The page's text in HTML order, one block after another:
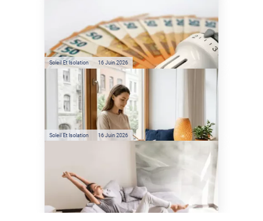
Film anti-chaleur : quelles
sont les économies d’énergie
réelles ?
Soleil Et Isolation 16 Juin 2026
Préservez votre logement de
la chaleur : les conseils de
Jamy de C'est Pas Sorcier
Soleil Et Isolation 16 Juin 2026
Comment protéger sa
maison de la chaleur sans
climatisation ?